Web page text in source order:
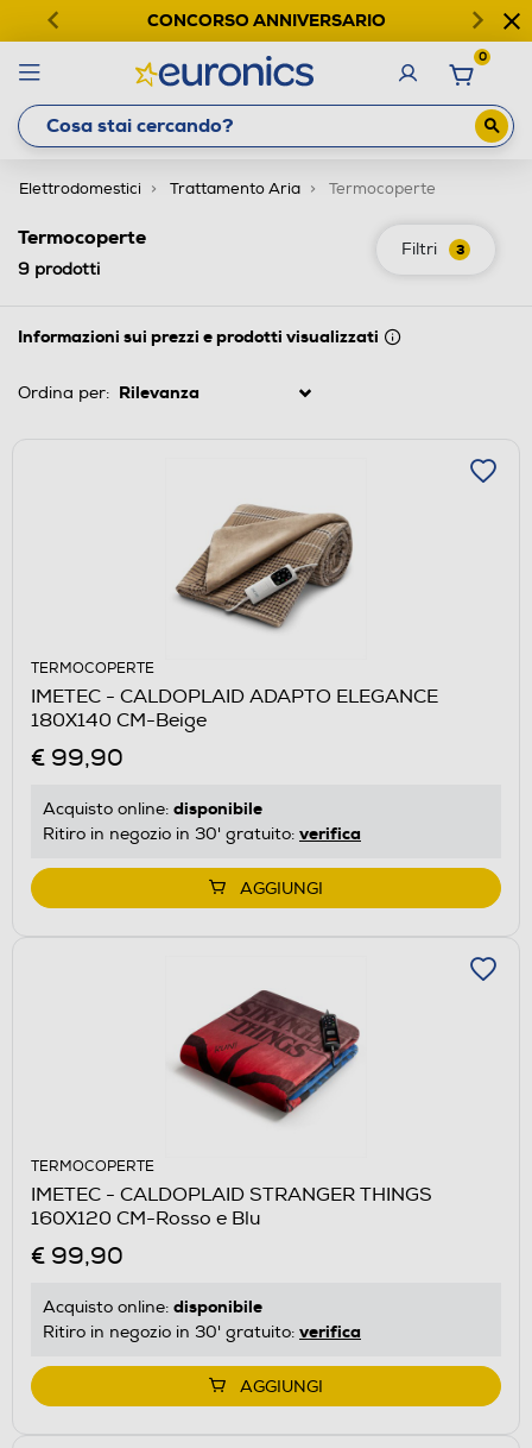
CONCORSO ANNIVERSARIO
0
Elettrodomestici Trattamento Aria Termocoperte
Filtri 3
Termocoperte
9 prodotti
Informazioni sui prezzi e prodotti visualizzati
Ordina per:
TERMOCOPERTE
IMETEC - CALDOPLAID ADAPTO ELEGANCE
180X140 CM-Beige
€ 99,90
Acquisto online: disponibile
Ritiro in negozio in 30' gratuito: verifica
AGGIUNGI
TERMOCOPERTE
IMETEC - CALDOPLAID STRANGER THINGS
160X120 CM-Rosso e Blu
€ 99,90
Acquisto online: disponibile
Ritiro in negozio in 30' gratuito: verifica
AGGIUNGI